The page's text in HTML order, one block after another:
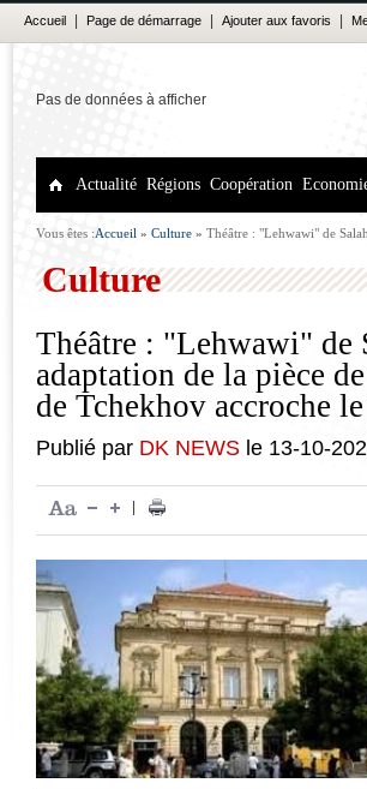
Accueil Page de démarrage Ajouter aux favoris
Pas de données à afficher
Actualité Régions Coopération
Vous êtes :Accueil » Culture » Théâtre : "Lehwawi" de
Culture
Théâtre : "Lehwawi" de
adaptation de la pièce
de Tchekhov accroche
Publié par DK NEWS le 13-10-